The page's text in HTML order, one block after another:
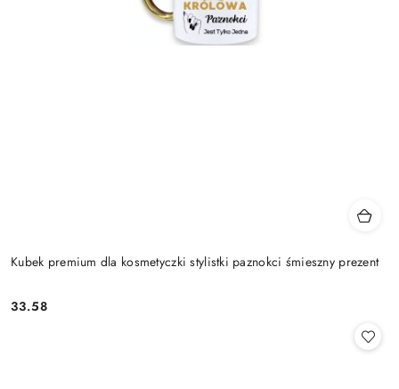
Kubek premium dla kosmetyczki stylistki paznokci śmieszny prezent
Cena:
33.58